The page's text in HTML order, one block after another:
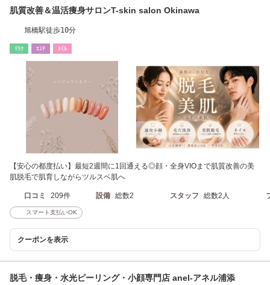
肌質改善＆温活痩身サロンT-skin salon Okinawa
旭橋駅徒歩10分
ﾘﾗｸ ｴｽﾃ ﾈｲﾙ
【安心の都度払い】最短2週間に1回通える◎顔・全身VIOまで肌質改善の美
肌脱毛で肌育しながらツルスベ肌へ
口コミ 209件 設備 総数2 スタッフ 総数2人
スマート支払いOK
クーポンを表示
脱毛・痩身・水光ピーリング・小顔専門店 anel-アネル浦添